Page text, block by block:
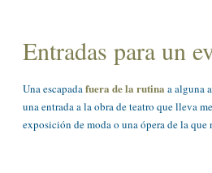
Entradas para un
Una escapadafuera de la rutina a alguna
una entrada a la obra de teatro que lleva
exposición de moda o una ópera de la que